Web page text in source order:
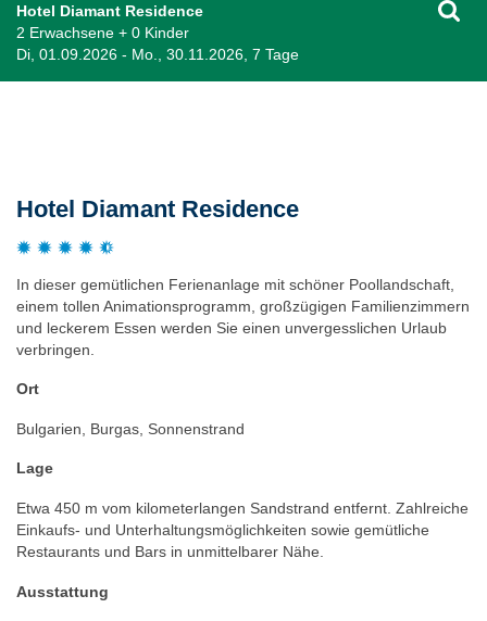
Hotel Diamant Residence
2 Erwachsene + 0 Kinder
Di, 01.09.2026 - Mo., 30.11.2026, 7 Tage
Hotel Diamant Residence
In dieser gemütlichen Ferienanlage mit schöner Poollandschaft,
einem tollen Animationsprogramm, großzügigen Familienzimmern
und leckerem Essen werden Sie einen unvergesslichen Urlaub
verbringen.
Ort
Bulgarien, Burgas, Sonnenstrand
Lage
Etwa 450 m vom kilometerlangen Sandstrand entfernt. Zahlreiche
Einkaufs- und Unterhaltungsmöglichkeiten sowie gemütliche
Restaurants und Bars in unmittelbarer Nähe.
Ausstattung